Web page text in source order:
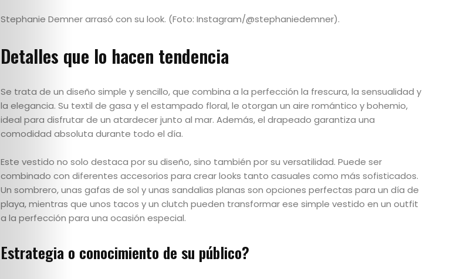
Quienes
Somos
Editoriales
Stephanie Demner arrasó con su look. (Foto: Instagram/@stephaniedemner).
Detalles que lo hacen tendencia
Se trata de un diseño simple y sencillo, que combina a la perfección la frescura, la sensualidad y
la elegancia. Su textil de gasa y el estampado floral, le otorgan un aire romántico y bohemio,
ideal para disfrutar de un atardecer junto al mar. Además, el drapeado garantiza una
comodidad absoluta durante todo el día.
Este vestido no solo destaca por su diseño, sino también por su versatilidad. Puede ser
combinado con diferentes accesorios para crear looks tanto casuales como más sofisticados.
Un sombrero, unas gafas de sol y unas sandalias planas son opciones perfectas para un día de
playa, mientras que unos tacos y un clutch pueden transformar ese simple vestido en un outfit
a la perfección para una ocasión especial.
Estrategia o conocimiento de su público?